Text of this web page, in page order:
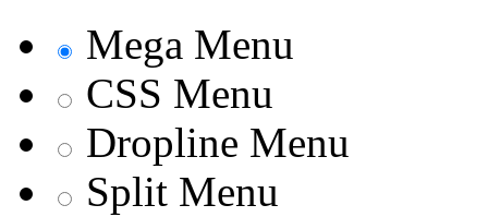
Mega Menu
CSS Menu
Dropline Menu
Split Menu